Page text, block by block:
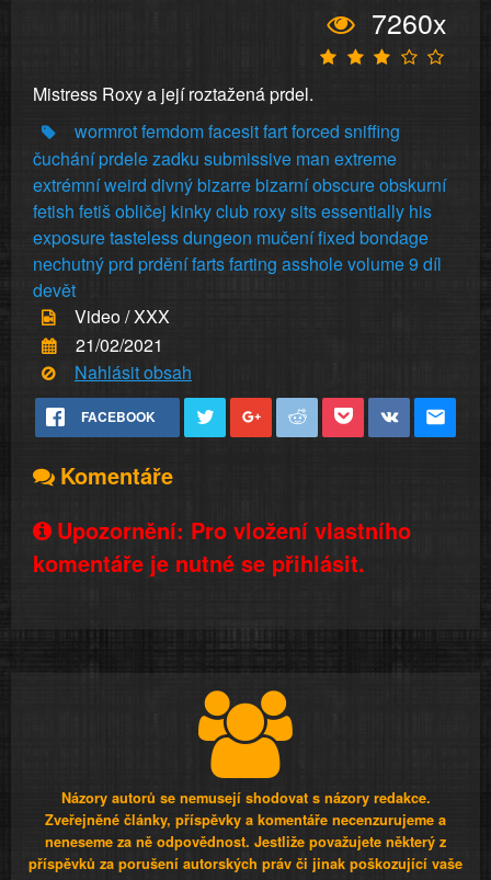
7260x
Mistress Roxy a její roztažená prdel.
wormrotfemdomfacesitfartforced sniffing
čucháníprdelezadku submissive man extreme
extrémníweird divnýbizarrebizarníobscureobskurní
fetish fetišobličej kinkyclub roxysitsessentially his
exposuretastelessdungeon mučenífixed bondage
nechutnýprd prděnífartsfarting assholevolume9 díl
devět
Video / XXX
21/02/2021
Nahlásit obsah
FACEBOOK
Komentáře
Upozornění: Pro vložení vlastního
komentáře je nutné se přihlásit.
Názory autorů se nemusejí shodovat s názory redakce.
Zveřejněné články, příspěvky a komentáře necenzurujeme a
neneseme za ně odpovědnost. Jestliže považujete některý z
příspěvků za porušení autorských práv či jinak poškozující vaše